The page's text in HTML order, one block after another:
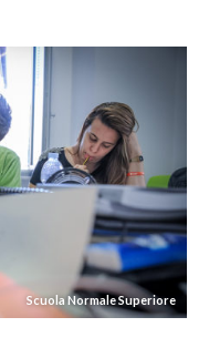
Scuola Normale Superiore